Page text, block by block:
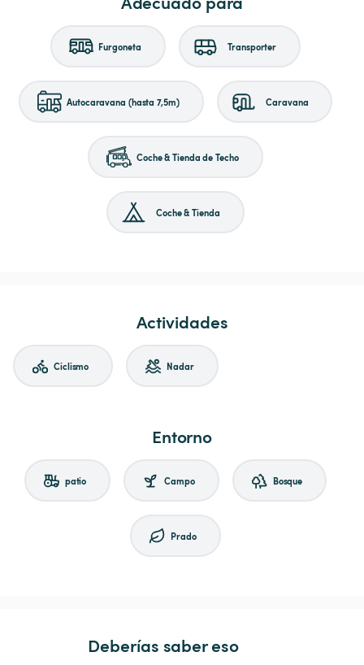
Furgoneta Transporter
Autocaravana (hasta 7,5m) Caravana
Coche & Tienda de Techo
Coche & Tienda
Actividades
Ciclismo Nadar
Entorno
patio Campo Bosque
Prado
Deberías saber eso